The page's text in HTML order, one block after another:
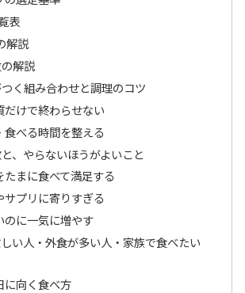
表
解説
解説
く組み合わせと調理のコツ
だけで終わらせない
食べる時間を整える
、やらないほうがよいこと
たまに食べて満足する
サプリに寄りすぎる
のに一気に増やす
い人・外食が多い人・家族で食べたい
に向く食べ方